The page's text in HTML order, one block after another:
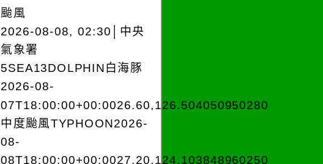
颱風
2026-08-08, 02:30│中央
氣象署
5SEA13DOLPHIN白海豚
2026-08-
07T18:00:00+00:0026.60,126.504050950280
中度颱風TYPHOON2026-
08-
08T18:00:00+00:0027.20,124.103848960250